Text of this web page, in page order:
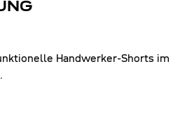
Handwerker-Shorts im